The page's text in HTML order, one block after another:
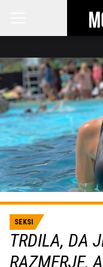
SEKSI
TRDILA, DA
RAZMERJE,